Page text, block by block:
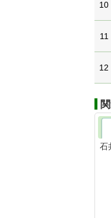
10
11
12
石